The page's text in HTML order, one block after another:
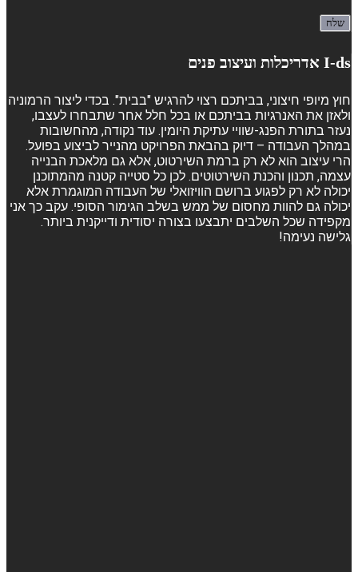
I-ds אדריכלות ועיצוב פנים
חוץ מיופי חיצוני, בביתכם רצוי להרגיש "בבית". בכדי ליצור הרמוניה
ולאזן את האנרגיות בביתכם או בכל חלל אחר שתבחרו לעצבו,
נעזר בתורת הפנג-שוויי עתיקת היומין. עוד נקודה, מהחשובות
במהלך העבודה – דיוק בהבאת הפרויקט מהנייר לביצוע בפועל.
הרי עיצוב הוא לא רק ברמת השירטוט, אלא גם מלאכת הבנייה
עצמה, תכנון והכנת השירטוטים. לכן כל סטייה קטנה מהמתוכנן
יכולה לא רק לפגוע ברושם הוויזואלי של העבודה המוגמרת אלא
יכולה גם להוות מחסום של ממש בשלב הגימור הסופי. עקב כך אני
מקפידה שכל השלבים יתבצעו בצורה יסודית ודייקנית ביותר.
גלישה נעימה!